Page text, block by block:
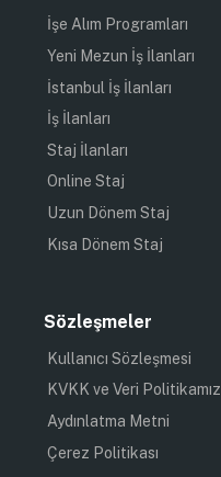
İşe Alım Programları
Yeni Mezun İş İlanları
İstanbul İş İlanları
İş İlanları
Staj İlanları
Online Staj
Uzun Dönem Staj
Kısa Dönem Staj
Sözleşmeler
Kullanıcı Sözleşmesi
KVKK ve Veri Politikamız
Aydınlatma Metni
Çerez Politikası